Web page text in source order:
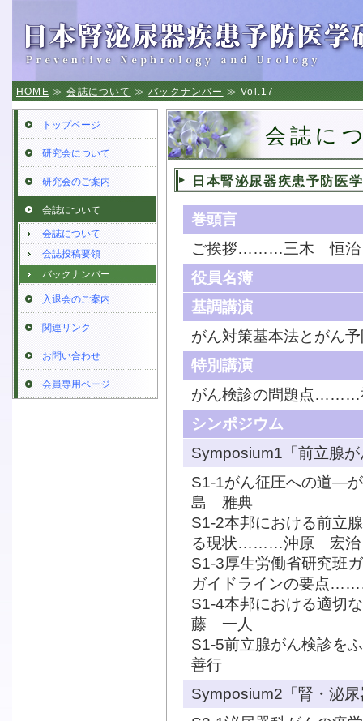
HOME ≫会誌について ≫バックナンバー ≫ Vol.17
トップページ
研究会について
研究会のご案内
会誌について
会誌について
会誌投稿要領
バックナンバー
入退会のご案内
関連リンク
お問い合わせ
会員専用ページ
会誌に
日本腎泌尿器疾患予防
巻頭言
ご挨拶………三木 恒治
役員名簿
基調講演
がん対策基本法とが
特別講演
がん検診の問題点………
シンポジウム
Symposium1「前立腺
S1-1がん征圧への道―
島 雅典
S1-2本邦における前立
る現状………沖原 宏治
S1-3厚生労働省研究班
ガイドラインの要点
S1-4本邦における適切
藤 一人
S1-5前立腺がん検診
善行
Symposium2「腎・泌